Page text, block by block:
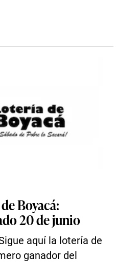
Boyacá:
20 de junio
aquí la lotería de
ganador del